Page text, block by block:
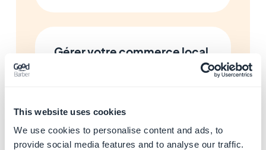
This website uses cookies
We use cookies to personalise content and ads, to
provide social media features and to analyse our traffic.
Gérer votre commerce local